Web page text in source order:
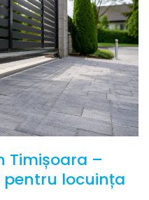
Timișoara –
locuința